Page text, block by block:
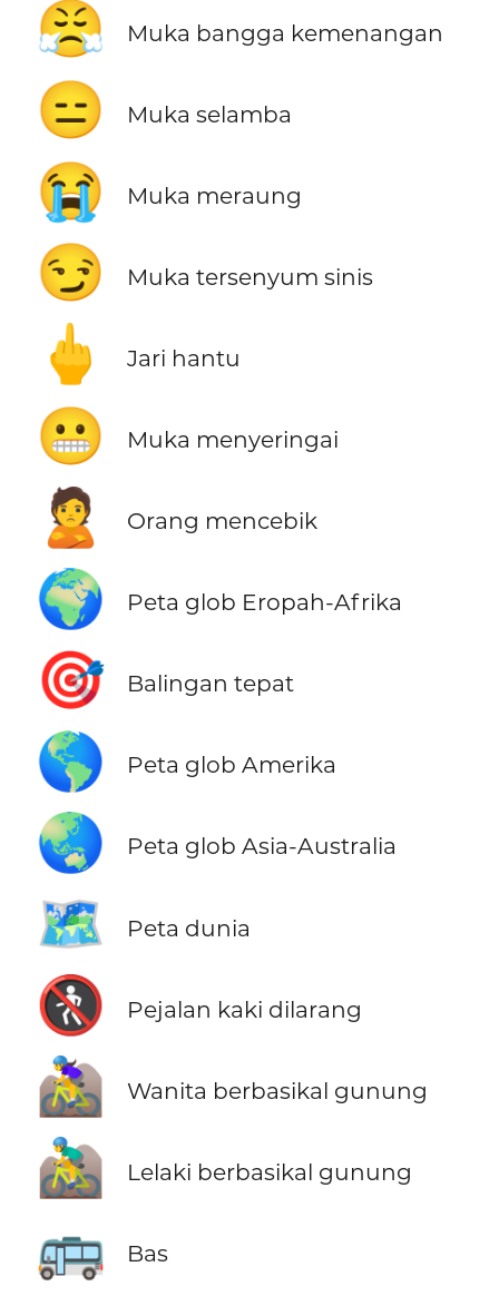
😤 Muka bangga kemenangan
😑 Muka selamba
😭 Muka meraung
😏 Muka tersenyum sinis
🖕 Jari hantu
😬 Muka menyeringai
🙎 Orang mencebik
🌍 Peta glob Eropah-Afrika
🎯 Balingan tepat
🌎 Peta glob Amerika
🌏 Peta glob Asia-Australia
🗺️ Peta dunia
🚷 Pejalan kaki dilarang
🚵‍♀️ Wanita berbasikal gunung
🚵‍♂️ Lelaki berbasikal gunung
🚌 Bas